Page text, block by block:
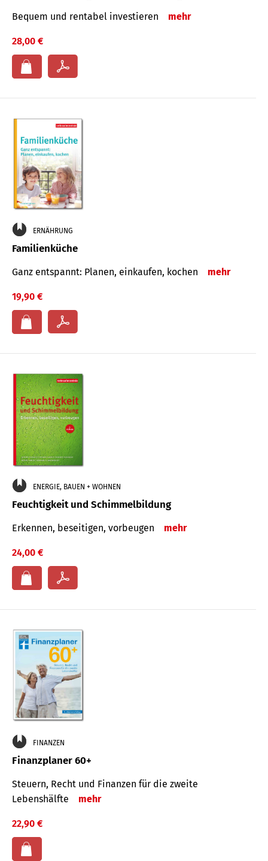
Bequem und rentabel investieren mehr
28,00 €
ERNÄHRUNG
Familienküche
Ganz entspannt: Planen, einkaufen, kochen mehr
19,90 €
ENERGIE, BAUEN + WOHNEN
Feuchtigkeit und Schimmelbildung
Erkennen, beseitigen, vorbeugen mehr
24,00 €
FINANZEN
Finanzplaner 60+
Steuern, Recht und Finanzen für die zweite
Lebenshälfte
mehr
22,90 €